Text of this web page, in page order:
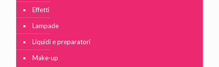
Effetti
Lampade
Liquidi e preparatori
Make-up